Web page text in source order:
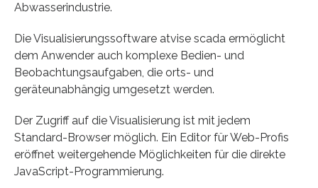
Abwasserindustrie.
Die Visualisierungssoftware atvise scada ermöglicht
dem Anwender auch komplexe Bedien- und
Beobachtungsaufgaben, die orts- und
geräteunabhängig umgesetzt werden.
Der Zugriff auf die Visualisierung ist mit jedem
Standard-Browser möglich. Ein Editor für Web-Profis
eröffnet weitergehende Möglichkeiten für die direkte
JavaScript-Programmierung.